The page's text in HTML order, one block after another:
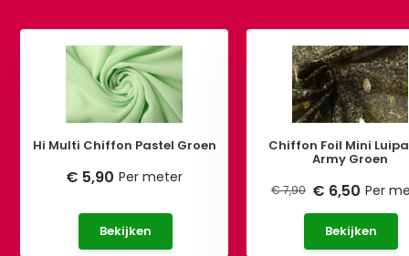
Hi Multi Chiffon Pastel Groen
€ 5,90 Per meter
Bekijken
Chiffon Foil Mini
Army Groen
€ 7,90 € 6,50 Per
Bekijken